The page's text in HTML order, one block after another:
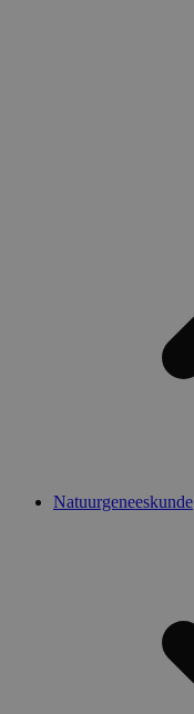
Natuurgeneeskunde